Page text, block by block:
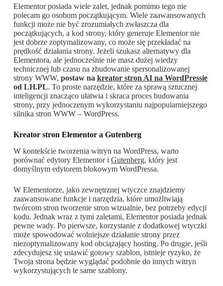
Elementor posiada wiele zalet, jednak pomimo tego nie
polecam go osobom początkującym. Wiele zaawansowanych
funkcji może nie być zrozumiałych zwłaszcza dla
początkujących, a kod strony, który generuje Elementor nie
jest dobrze zoptymalizowany, co może się przekładać na
prędkość działania strony. Jeżeli szukasz alternatywy dla
Elementora, ale jednocześnie nie masz dużej wiedzy
technicznej lub czasu na zbudowanie spersonalizowanej
strony WWW, postaw na kreator stron AI na WordPressie
od LH.PL. To proste narzędzie, które za sprawą sztucznej
inteligencji znacząco ułatwia i skraca proces budowania
strony, przy jednoczenym wykorzystaniu najpopularniejszego
silnika stron WWW – WordPress.
Kreator stron Elementor a Gutenberg
W kontekście tworzenia witryn na WordPress, warto
porównać edytory Elementor i Gutenberg, który jest
domyślnym edytorem blokowym WordPressa.
W Elementorze, jako zewnętrznej wtyczce znajdziemy
zaawansowane funkcje i narzędzia, które umożliwiają
twórcom stron tworzenie stron wizualnie, bez potrzeby edycji
kodu. Jednak wraz z tymi zaletami, Elementor posiada jednak
pewne wady. Po pierwsze, korzystanie z dodatkowej wtyczki
może spowodować wolniejsze działanie strony przez
niezoptymalizowany kod obciążający hosting. Po drugie, jeśli
zdecydujesz się ustawić gotowy szablon, istnieje ryzyko, że
Twoja strona będzie wyglądać podobnie do innych witryn
wykorzystujących te same szablony.